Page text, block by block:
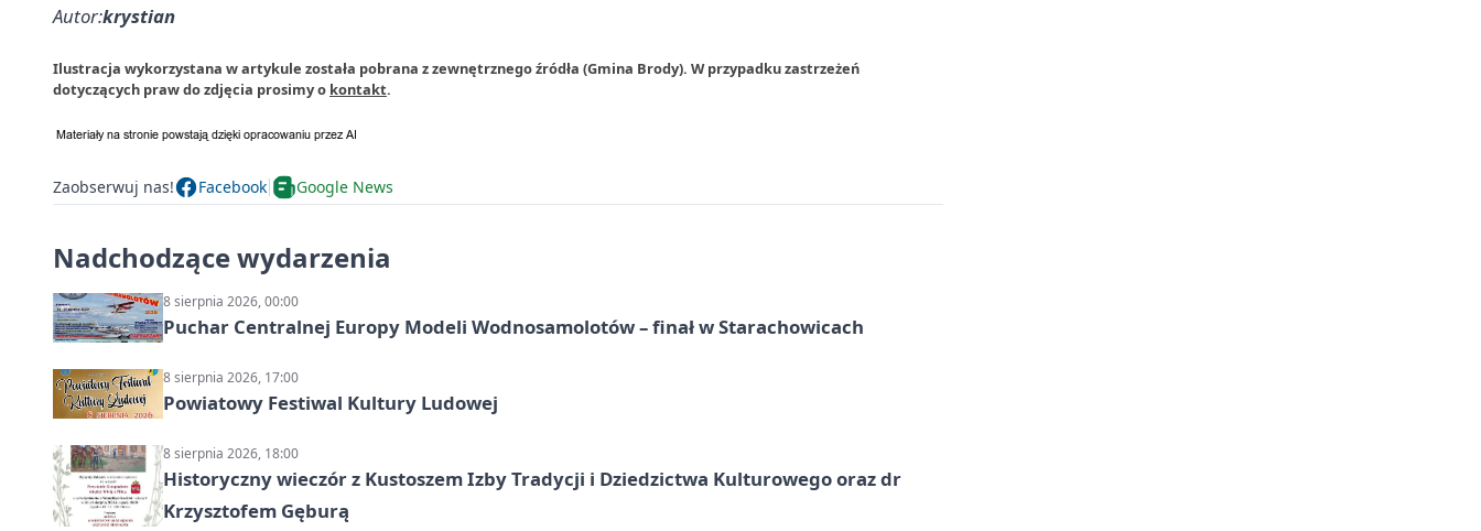
Autor:krystian
Ilustracja wykorzystana w artykule została pobrana z zewnętrznego źródła (Gmina Brody). W przypadku zastrzeżeń
dotyczących praw do zdjęcia prosimy o kontakt.
Zaobserwuj nas! Facebook Google News
Nadchodzące wydarzenia
8 sierpnia 2026, 00:00
Puchar Centralnej Europy Modeli Wodnosamolotów – finał w Starachowicach
8 sierpnia 2026, 17:00
Powiatowy Festiwal Kultury Ludowej
8 sierpnia 2026, 18:00
Historyczny wieczór z Kustoszem Izby Tradycji i Dziedzictwa Kulturowego oraz dr
Krzysztofem Gęburą